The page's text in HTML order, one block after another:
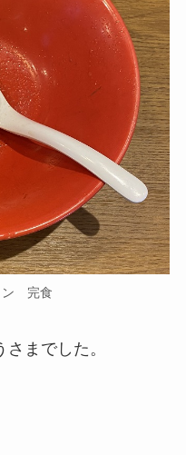
ン 完食
までした。